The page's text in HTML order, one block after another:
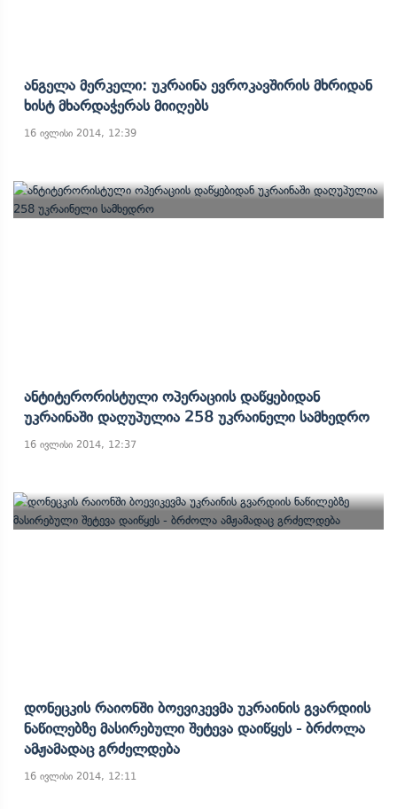
Ანგელა Მერკელი: Უკრაინა Ევროკავშირის Მხრიდან
Ხისტ Მხარდაჭერას Მიიღებს
16 ივლისი 2014, 12:39
Ანტიტერორისტული Ოპერაციის Დაწყებიდან
Უკრაინაში Დაღუპულია 258 Უკრაინელი Სამხედრო
16 ივლისი 2014, 12:37
Დონეცკის Რაიონში Ბოევიკევმა Უკრაინის Გვარდიის
Ნაწილებზე Მასირებული Შეტევა Დაიწყეს - Ბრძოლა
Ამჟამადაც Გრძელდება
16 ივლისი 2014, 12:11